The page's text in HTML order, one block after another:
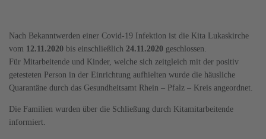
Nach Bekanntwerden einer Covid-19 Infektion ist die Kita Lukaskirche
vom 12.11.2020 bis einschließlich 24.11.2020 geschlossen.
Für Mitarbeitende und Kinder, welche sich zeitgleich mit der positiv
getesteten Person in der Einrichtung aufhielten wurde die häusliche
Quarantäne durch das Gesundheitsamt Rhein – Pfalz – Kreis angeordnet.
Die Familien wurden über die Schließung durch Kitamitarbeitende
informiert.